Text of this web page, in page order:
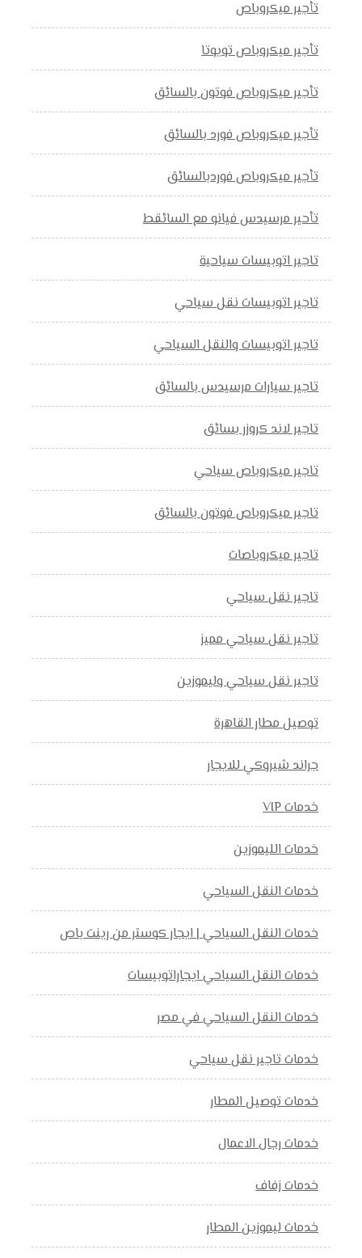
تأجير ميكروباص
تأجير ميكروباص تويوتا
تأجير ميكروباص فوتون بالسائق
تأجير ميكروباص فورد بالسائق
تأجير ميكروباص فوردبالسائق
تأحير مرسيدس فيانو مع السائقط
تاجير اتوبيسات سياحية
تاجير اتوبيسات نقل سياحي
تاجير اتوبيسات والنقل السياحي
تاجير سيارات مرسيدس بالسائق
تاجير لاند كروزر بسائق
تاجير ميكروباص سياحي
تاجير ميكروباص فوتون بالسائق
تاجير ميكروباصات
تاجير نقل سياحي
تاجير نقل سياحي مميز
تاجير نقل سياحي وليموزين
توصيل مطار القاهرة
جراند شيروكي للايجار
خدمات VIP
خدمات الليموزين
خدمات النقل السياحي
خدمات النقل السياحي | ايجار كوستر من رينت باص
خدمات النقل السياحي ايجاراتوبيسات
خدمات النقل السياحي في مصر
خدمات تاجير نقل سياحي
خدمات توصيل المطار
خدمات رجال الاعمال
خدمات زفاف
خدمات ليموزين المطار